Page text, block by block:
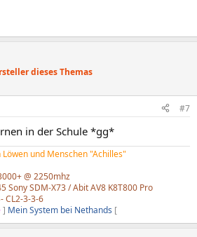
dieses Themas
#7
in der Schule *gg*
und Menschen "Achilles"
@ 2250mhz
Sony SDM-X73 / Abit AV8 K8T800 Pro
CL2-3-3-6
] Mein System bei Nethands [